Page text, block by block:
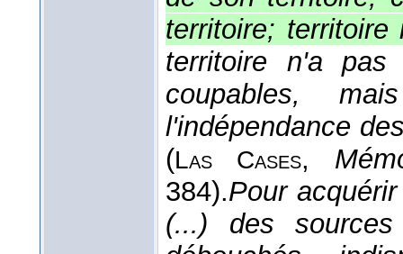
territoire; territoire
territoire n'a
coupables,
l'indépendance
(Las Cases,
384).Pour
(...) des